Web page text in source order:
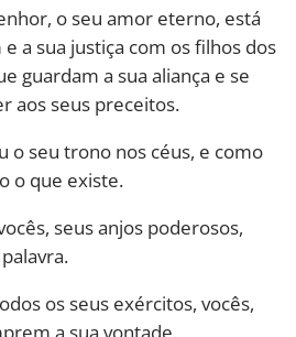
o seu amor eterno, está
a sua justiça com os filhos dos
guardam a sua aliança e se
aos seus preceitos.
o seu trono nos céus, e como
o que existe.
seus anjos poderosos,
os seus exércitos, vocês,